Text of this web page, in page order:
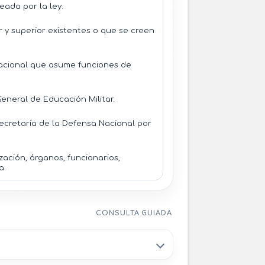
por la ley.
y superior existentes o que se creen
que asume funciones de
de Educación Militar.
de la Defensa Nacional por
órganos, funcionarios,
CONSULTA GUIADA